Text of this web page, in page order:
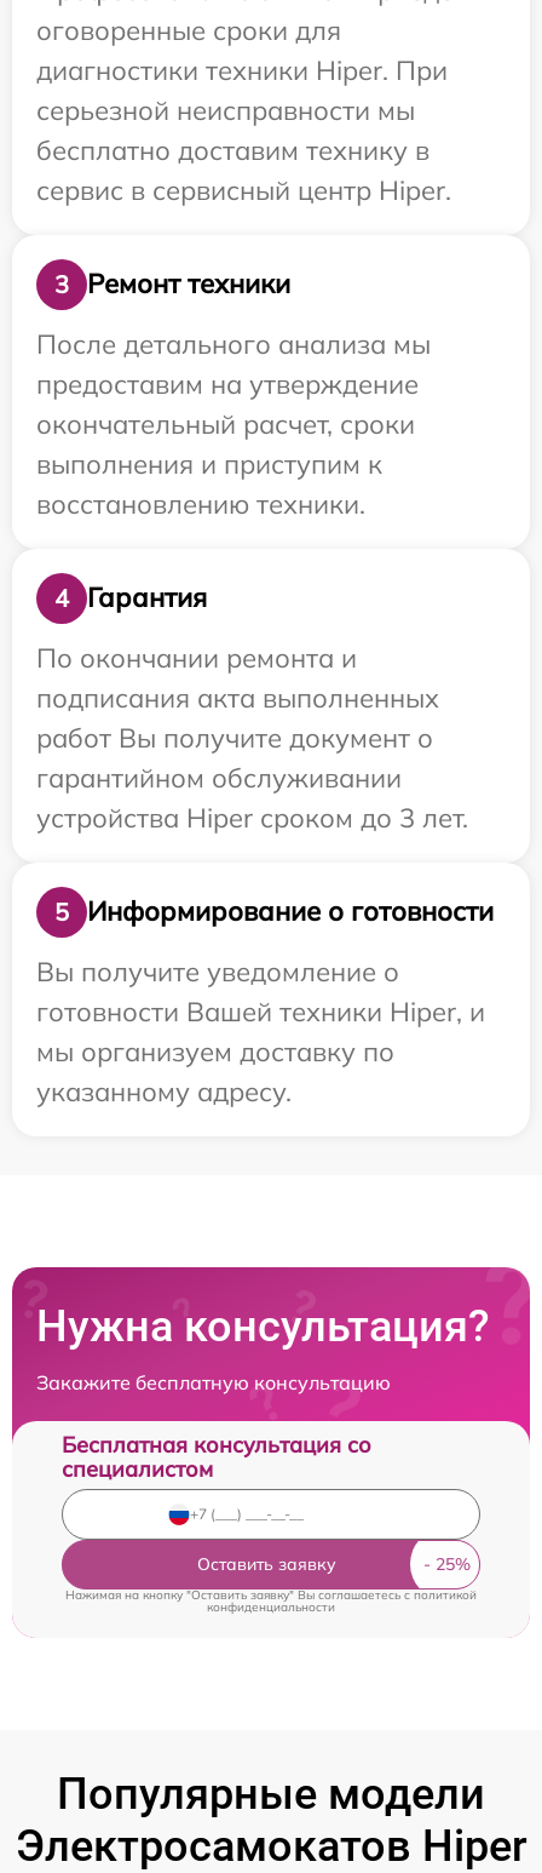
оговоренные сроки для
диагностики техники Hiper. При
серьезной неисправности мы
бесплатно доставим технику в
сервис в сервисный центр Hiper.
3
Ремонт техники
После детального анализа мы
предоставим на утверждение
окончательный расчет, сроки
выполнения и приступим к
восстановлению техники.
4
Гарантия
По окончании ремонта и
подписания акта выполненных
работ Вы получите документ о
гарантийном обслуживании
устройства Hiper сроком до 3 лет.
5
Информирование о готовности
Вы получите уведомление о
готовности Вашей техники Hiper, и
мы организуем доставку по
указанному адресу.
Нужна консультация?
Закажите бесплатную консультацию
Бесплатная консультация со
специалистом
Оставить заявку
Нажимая на кнопку "Оставить заявку" Вы соглашаетесь cполитикой
конфиденциальности
Популярные модели
Электросамокатов Hiper